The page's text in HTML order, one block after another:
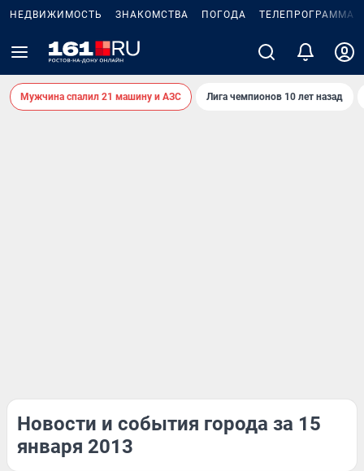
НЕДВИЖИМОСТЬ ЗНАКОМСТВА ПОГОДА ТЕЛЕПРОГРАММА
Мужчина спалил 21 машину и АЗС Лига чемпионов 10 лет назад
Новости и события города за 15
января 2013